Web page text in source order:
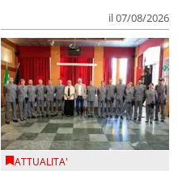
il 07/08/2026
ATTUALITA'